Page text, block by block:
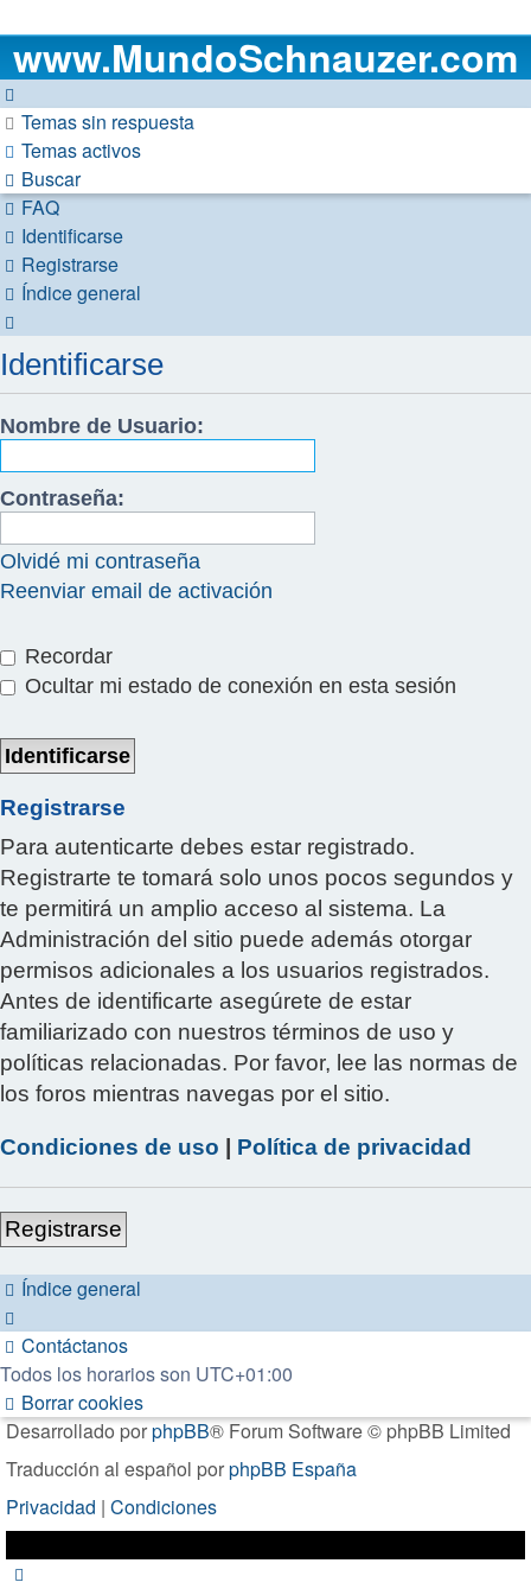
www.MundoSchnauzer.com
Temas sin respuesta
Temas activos
Buscar
FAQ
Identificarse
Registrarse
Índice general
Identificarse
Nombre de Usuario:
Contraseña:
Olvidé mi contraseña
Reenviar email de activación
Recordar
Ocultar mi estado de conexión en esta sesión
Registrarse
Para autenticarte debes estar registrado.
Registrarte te tomará solo unos pocos segundos y
te permitirá un amplio acceso al sistema. La
Administración del sitio puede además otorgar
permisos adicionales a los usuarios registrados.
Antes de identificarte asegúrete de estar
familiarizado con nuestros términos de uso y
políticas relacionadas. Por favor, lee las normas de
los foros mientras navegas por el sitio.
Condiciones de uso Política de privacidad
Registrarse
Índice general
Contáctanos
Todos los horarios son UTC+01:00
Borrar cookies
Desarrollado porphpBB® Forum Software © phpBB Limited
Traducción al español porphpBB España
Privacidad | Condiciones